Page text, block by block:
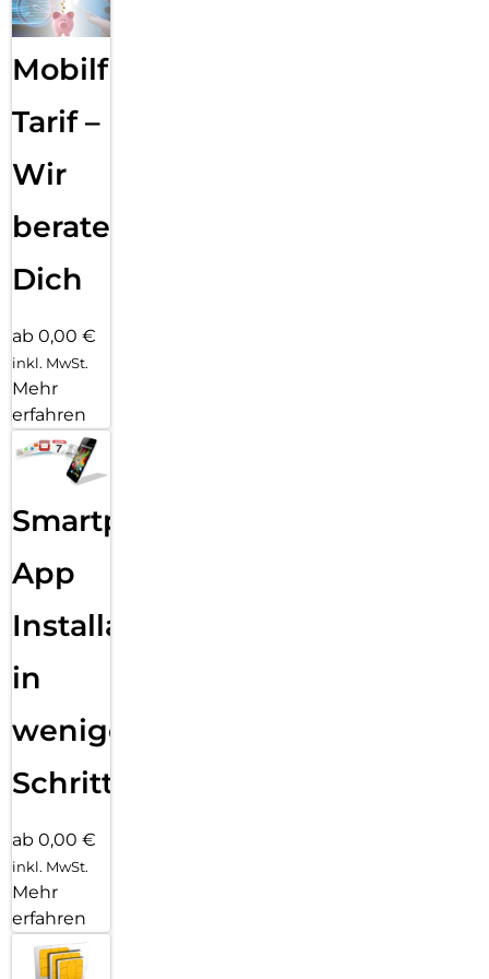
liche Versio­nen um­schreiben, bis der Ton perfekt passt.
einfach das, was dich in deinen Fotos stört. Apple
einem Finger­tipp löschen kannst. Für eine perfekte Auf­
nahme, ohne das eigent­liche Motiv zu ver­än­dern.
Mobilfunk
Tarif –
Wir
beraten
Dich
ab 0,00 €
inkl. MwSt.
Mehr
erfahren
Smartphone
App
Installation
in
wenigen
Schritten
ab 0,00 €
inkl. MwSt.
Mehr
erfahren